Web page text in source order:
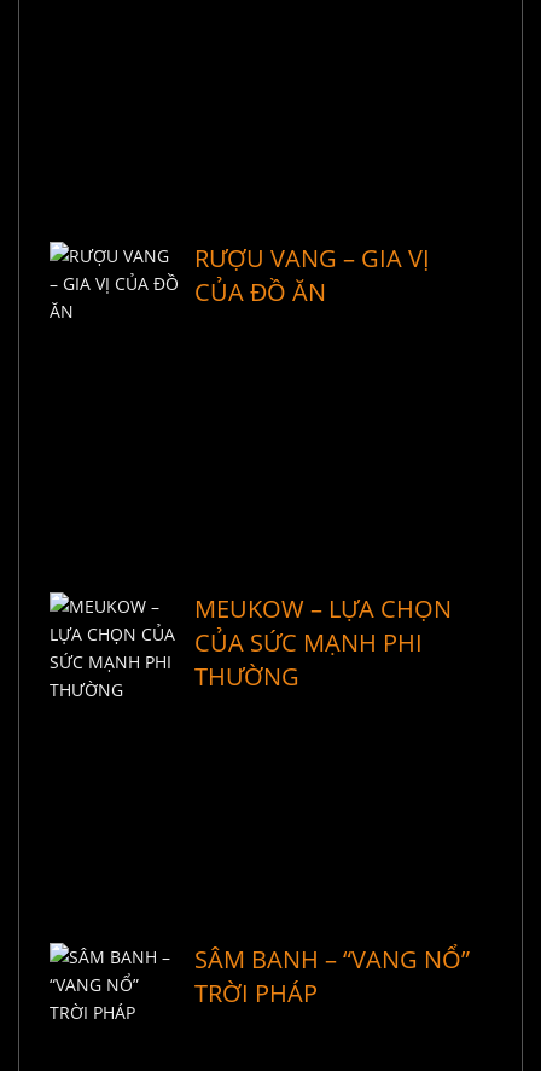
RƯỢU VANG – GIA VỊ
CỦA ĐỒ ĂN
MEUKOW – LỰA CHỌN
CỦA SỨC MẠNH PHI
THƯỜNG
SÂM BANH – “VANG NỔ”
TRỜI PHÁP